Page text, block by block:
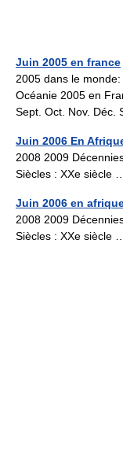
Juin 2005 en france
2005 dans le
Océanie 2005 en
Sept. Oct. Nov.
Juin 2006 En
2008 2009
Siècles : XXe siècle
Juin 2006 en
2008 2009
Siècles : XXe siècle